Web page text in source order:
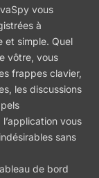
vous
à
et simple. Quel
vôtre, vous
frappes clavier,
les discussions
vous
sans
de bord